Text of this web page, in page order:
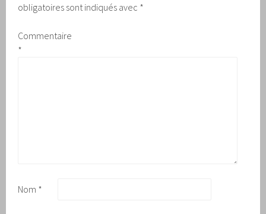
obligatoires sont indiqués avec *
Commentaire
*
Nom *